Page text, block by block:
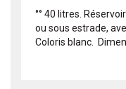
°° 40 litres.
ou sous estrade,
Coloris blanc. 